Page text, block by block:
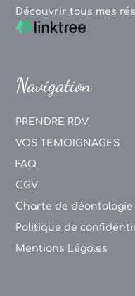
Découvrir tous mes
Navigation
PRENDRE RDV
VOS TEMOIGNAGES
FAQ
CGV
Charte de déontologie
Politique de
Mentions Légales